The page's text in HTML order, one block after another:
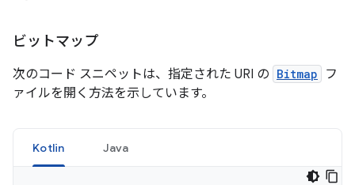
ビットマップ
次のコード スニペットは、指定された URI の Bitmap
フ
ァイルを開く方法を示しています。
Kotlin Java